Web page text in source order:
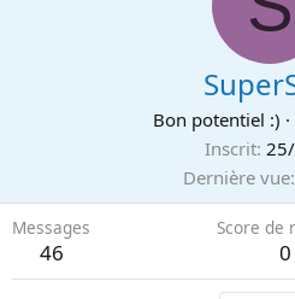
Bon potentiel :) ·
Inscrit
Dernière vue
Messages
46
Score de
0